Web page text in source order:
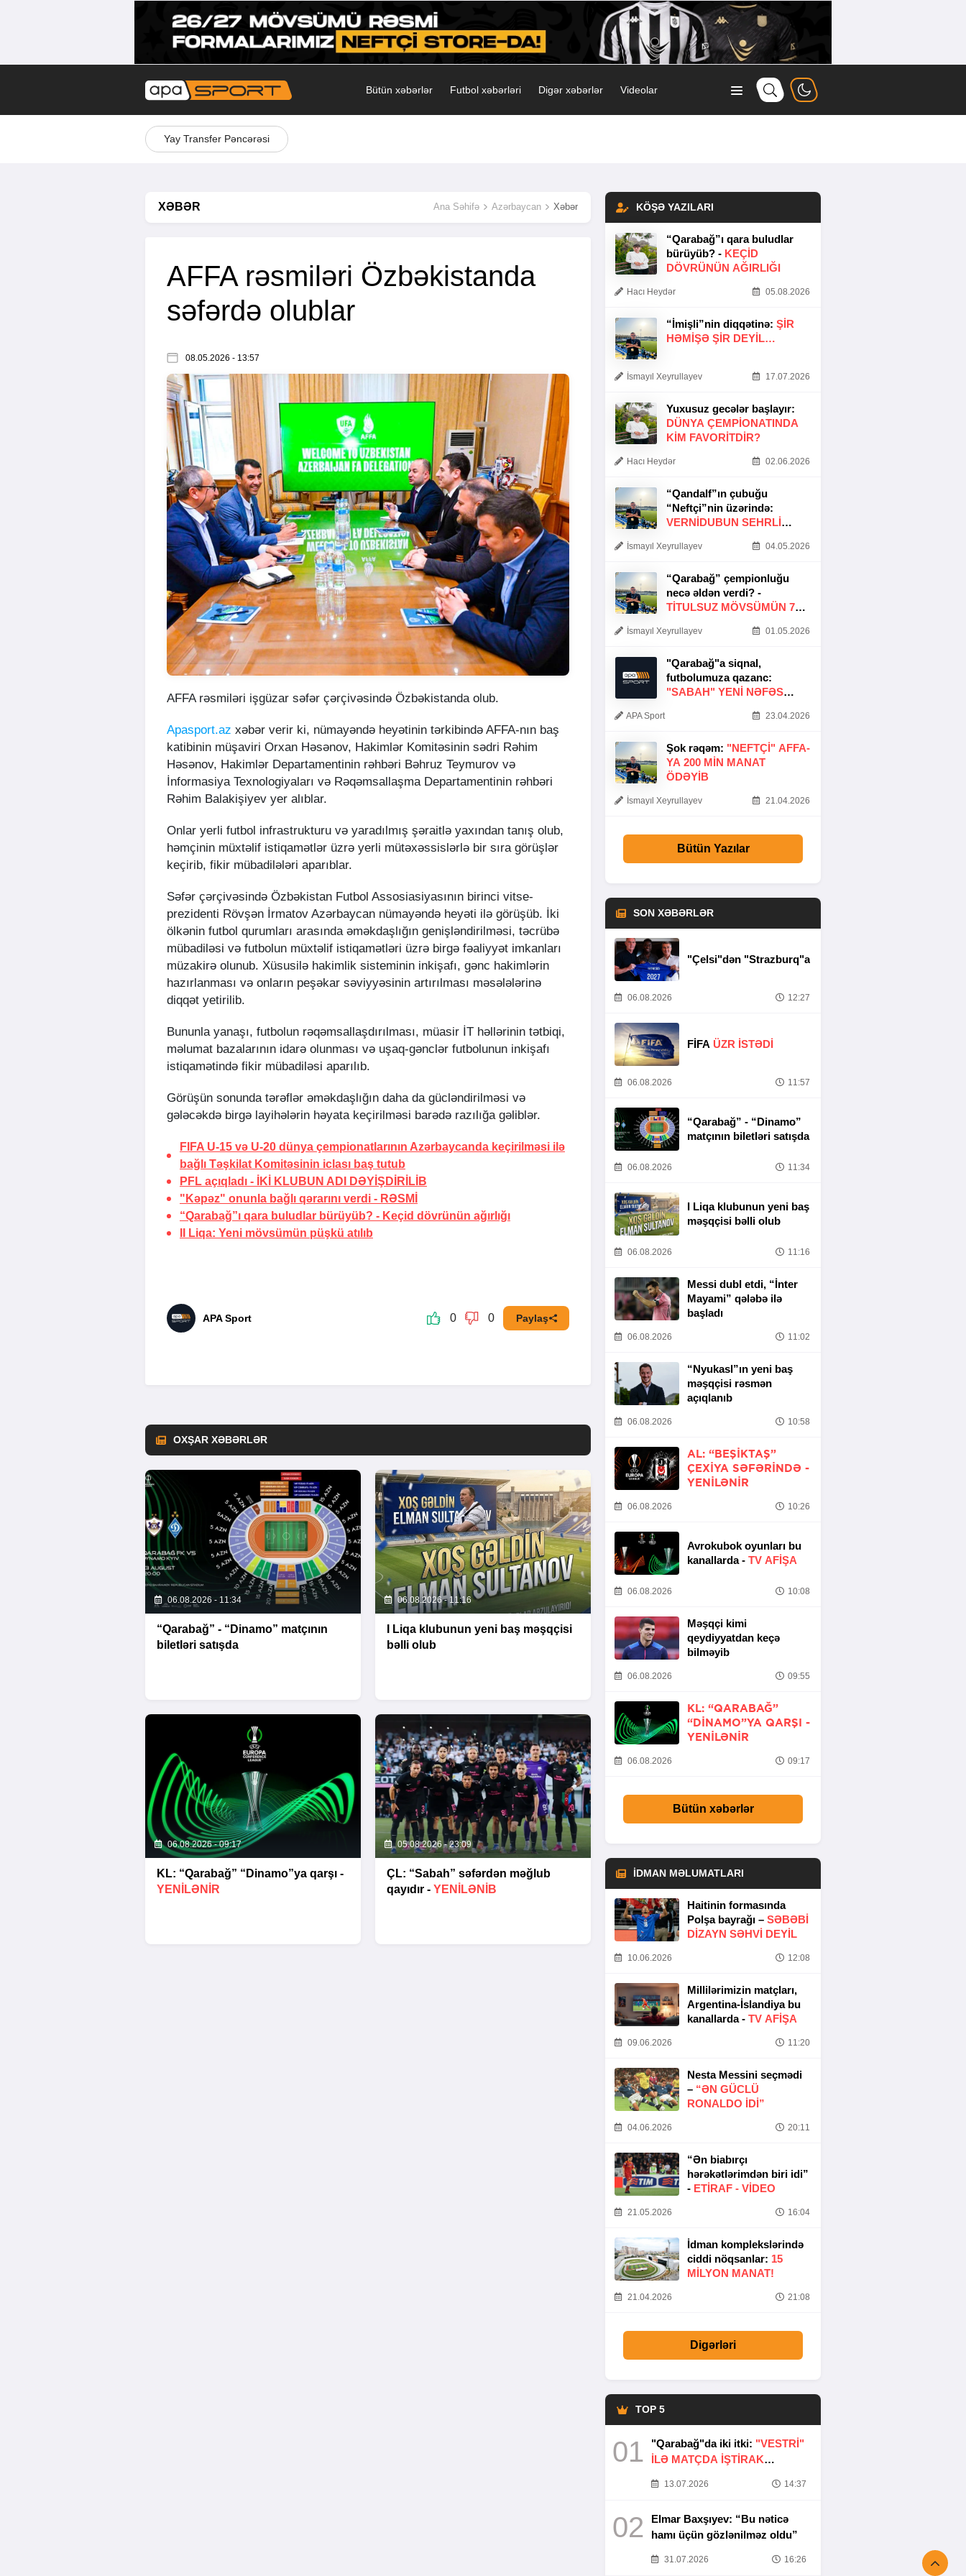
Bütün xəbərlər Futbol xəbərləri Digər xəbərlər Videolar
Yay Transfer Pəncərəsi
XƏBƏR Ana Səhifə Azərbaycan Xəbər
AFFA rəsmiləri Özbəkistanda
səfərdə olublar
08.05.2026 - 13:57
AFFA rəsmiləri işgüzar səfər çərçivəsində Özbəkistanda olub.
Apasport.az xəbər verir ki, nümayəndə heyətinin tərkibində AFFA-nın baş
katibinin müşaviri Orxan Həsənov, Hakimlər Komitəsinin sədri Rəhim
Həsənov, Hakimlər Departamentinin rəhbəri Bəhruz Teymurov və
İnformasiya Texnologiyaları və Rəqəmsallaşma Departamentinin rəhbəri
Rəhim Balakişiyev yer alıblar.
Onlar yerli futbol infrastrukturu və yaradılmış şəraitlə yaxından tanış olub,
həmçinin müxtəlif istiqamətlər üzrə yerli mütəxəssislərlə bir sıra görüşlər
keçirib, fikir mübadilələri aparıblar.
Səfər çərçivəsində Özbəkistan Futbol Assosiasiyasının birinci vitse-
prezidenti Rövşən İrmatov Azərbaycan nümayəndə heyəti ilə görüşüb. İki
ölkənin futbol qurumları arasında əməkdaşlığın genişləndirilməsi, təcrübə
mübadiləsi və futbolun müxtəlif istiqamətləri üzrə birgə fəaliyyət imkanları
müzakirə olunub. Xüsusilə hakimlik sisteminin inkişafı, gənc hakimlərin
hazırlanması və onların peşəkar səviyyəsinin artırılması məsələlərinə
diqqət yetirilib.
Bununla yanaşı, futbolun rəqəmsallaşdırılması, müasir İT həllərinin tətbiqi,
məlumat bazalarının idarə olunması və uşaq-gənclər futbolunun inkişafı
istiqamətində fikir mübadiləsi aparılıb.
Görüşün sonunda tərəflər əməkdaşlığın daha da gücləndirilməsi və
gələcəkdə birgə layihələrin həyata keçirilməsi barədə razılığa gəliblər.
FIFA U-15 və U-20 dünya çempionatlarının Azərbaycanda keçirilməsi ilə
bağlı Təşkilat Komitəsinin iclası baş tutub
PFL açıqladı -
İKİ KLUBUN ADI DƏYİŞDİRİLİB
"Kəpəz" onunla bağlı qərarını verdi - RƏSMİ
“Qarabağ”ı qara buludlar bürüyüb? - Keçid dövrünün ağırlığı
II Liqa: Yeni mövsümün püşkü atılıb
APA Sport 0 0 Paylaş
OXŞAR XƏBƏRLƏR
06.08.2026 - 11:34
“Qarabağ” - “Dinamo” matçının
biletləri satışda
06.08.2026 - 11:16
I Liqa klubunun yeni baş məşqçisi
bəlli olub
06.08.2026 - 09:17
KL: “Qarabağ” “Dinamo”ya qarşı -
YENİLƏNİR
05.08.2026 - 23:09
ÇL: “Sabah” səfərdən məğlub
qayıdır - YENİLƏNİB
KÖŞƏ YAZILARI
“Qarabağ”ı qara buludlar
bürüyüb? - KEÇID
DÖVRÜNÜN AĞIRLIĞI
Hacı Heydər 05.08.2026
“İmişli”nin diqqətinə: ŞIR
HƏMIŞƏ ŞIR DEYIL…
İsmayıl Xeyrullayev 17.07.2026
Yuxusuz gecələr başlayır:
DÜNYA ÇEMPIONATINDA
KIM FAVORITDIR?
Hacı Heydər 02.06.2026
“Qandalf”ın çubuğu
“Neftçi”nin üzərində:
VERNİDUBUN SEHRLİ
İsmayıl Xeyrullayev 04.05.2026
“Qarabağ” çempionluğu
necə əldən verdi? -
TITULSUZ MÖVSÜMÜN 7
İsmayıl Xeyrullayev 01.05.2026
"Qarabağ"a siqnal,
futbolumuza qazanc:
"SABAH" YENI NƏFƏS
APA Sport 23.04.2026
Şok rəqəm: "NEFTÇI" AFFA-
YA 200 MIN MANAT
ÖDƏYIB
İsmayıl Xeyrullayev 21.04.2026
Bütün Yazılar
SON XƏBƏRLƏR
"Çelsi"dən "Strazburq"a
06.08.2026 12:27
FİFA ÜZR İSTƏDİ
06.08.2026 11:57
“Qarabağ” - “Dinamo”
matçının biletləri satışda
06.08.2026 11:34
I Liqa klubunun yeni baş
məşqçisi bəlli olub
06.08.2026 11:16
Messi dubl etdi, “İnter
Mayami” qələbə ilə
başladı
06.08.2026 11:02
“Nyukasl”ın yeni baş
məşqçisi rəsmən
açıqlanıb
06.08.2026 10:58
AL: “BEŞIKTAŞ”
ÇEXIYA SƏFƏRINDƏ -
YENİLƏNİR
06.08.2026 10:26
Avrokubok oyunları bu
kanallarda - TV AFİŞA
06.08.2026 10:08
Məşqçi kimi
qeydiyyatdan keçə
bilməyib
06.08.2026 09:55
KL: “QARABAĞ”
“DINAMO”YA QARŞI -
YENİLƏNİR
06.08.2026 09:17
Bütün xəbərlər
İDMAN MƏLUMATLARI
Haitinin formasında
Polşa bayrağı – SƏBƏBI
DIZAYN SƏHVI DEYIL
10.06.2026 12:08
Millilərimizin matçları,
Argentina-İslandiya bu
kanallarda - TV AFİŞA
09.06.2026 11:20
Nesta Messini seçmədi
– “ƏN GÜCLÜ
RONALDO IDI”
04.06.2026 20:11
“Ən biabırçı
hərəkətlərimdən biri idi”
- ETIRAF - VİDEO
21.05.2026 16:04
İdman komplekslərində
ciddi nöqsanlar: 15
MILYON MANAT!
21.04.2026 21:08
Digərləri
TOP 5
01 "Qarabağ"da iki itki: "VESTRİ"
İLƏ MATÇDA İŞTİRAK
13.07.2026 14:37
02
Elmar Baxşıyev: “Bu nəticə
hamı üçün gözlənilməz oldu”
31.07.2026 16:26